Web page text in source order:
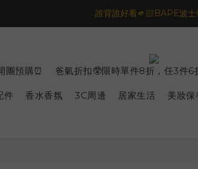
🦟蚊蟲都逃不過！可折疊伸縮
誰背誰好看🫵🏻BAPE波士
🦟蚊蟲都逃不過！可折疊伸縮
團預購⏰ 爸氣折扣🥸限時單件8折，任3件6
件 香水香氛 3C周邊 居家生活 美妝保